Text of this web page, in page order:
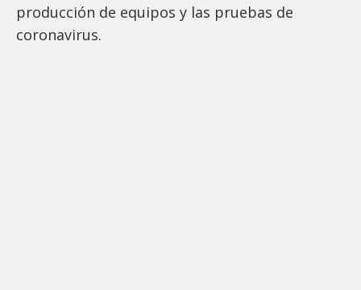
producción de equipos y las pruebas de
coronavirus.